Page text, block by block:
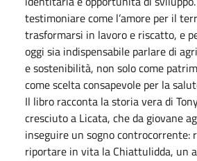
testimoniare come l’amore per il
trasformarsi in lavoro e riscatto, e
oggi sia indispensabile parlare di
e sostenibilità, non solo come
come scelta consapevole per la
Il libro racconta la storia vera di
cresciuto a Licata, che da giovane
inseguire un sogno controcorrente:
riportare in vita la Chiattulidda, un